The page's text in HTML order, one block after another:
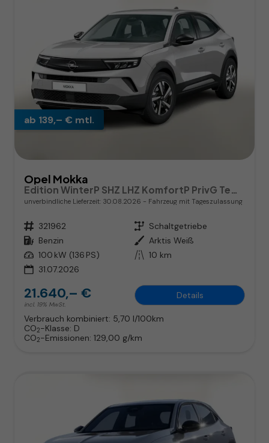
ab 139,– € mtl.
Opel Mokka
unverbindliche Lieferzeit: 30.08.2026 Fahrzeug mit Tageszulassung
Fahrzeugnr. 321962 Getriebe Schaltgetriebe
Kraftstoff Benzin Außenfarbe Arktis Weiß
Leistung 100 kW (136 PS) Kilometerstand 10 km
31.07.2026
21.640,– €
incl. 19% MwSt.
Details
Verbrauch kombiniert: 5,70 l/100km
CO2-Klasse: D
CO2-Emissionen: 129,00 g/km